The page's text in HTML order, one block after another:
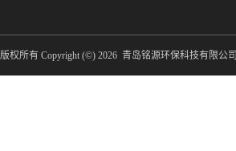
版权所有 Copyright (©) 2026 青岛铭源环保科技有限公司